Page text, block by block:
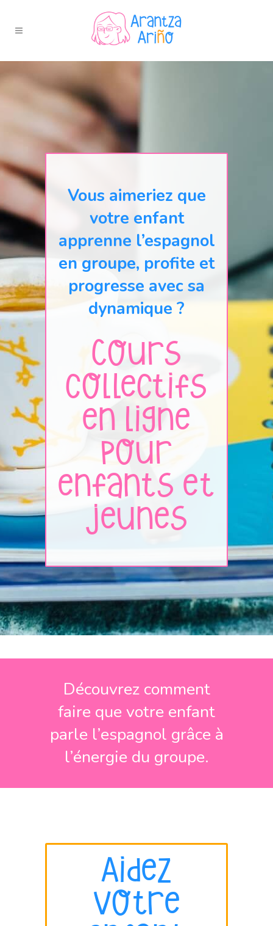
Vous aimeriez que
votre enfant
apprenne l’espagnol
en groupe, profite et
progresse avec sa
dynamique ?
Cours
collectifs
en ligne
pour
enfants et
jeunes
Découvrez comment
faire que votre enfant
parle l’espagnol grâce à
l’énergie du groupe.
Aidez
votre